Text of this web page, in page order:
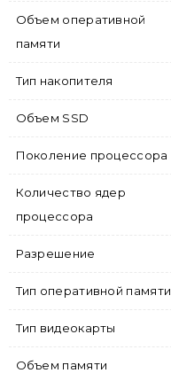
Объем оперативной
памяти
Тип накопителя
Объем SSD
Поколение процессора
Количество ядер
процессора
Разрешение
Тип оперативной памяти
Тип видеокарты
Объем памяти